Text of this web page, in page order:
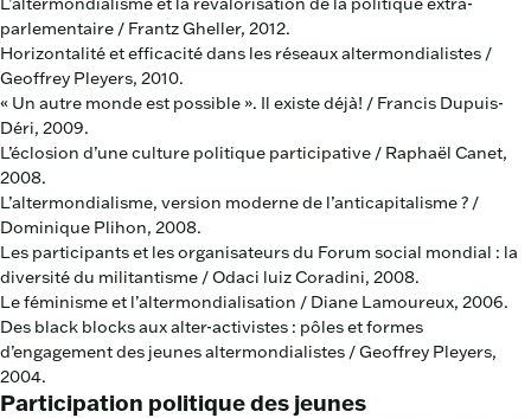
parlementaire / Frantz Gheller, 2012.
Horizontalité et efficacité dans les réseaux altermondialistes /
Geoffrey Pleyers, 2010.
« Un autre monde est possible ». Il existe déjà! / Francis Dupuis-
Déri, 2009.
L’éclosion d’une culture politique participative / Raphaël Canet,
2008.
L’altermondialisme, version moderne de l’anticapitalisme ? /
Dominique Plihon, 2008.
Les participants et les organisateurs du Forum social mondial : la
diversité du militantisme / Odaci luiz Coradini, 2008.
Le féminisme et l’altermondialisation / Diane Lamoureux, 2006.
Des black blocks aux alter-activistes : pôles et formes
d’engagement des jeunes altermondialistes / Geoffrey Pleyers,
2004.
Participation politique des jeunes